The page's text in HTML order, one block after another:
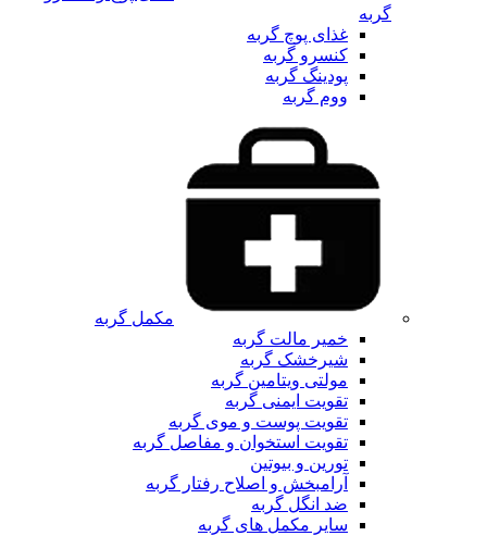
گربه
غذای پوچ گربه
کنسرو گربه
پودینگ گربه
ووم گربه
مکمل گربه
خمیر مالت گربه
شیرخشک گربه
مولتی ویتامین گربه
تقویت ایمنی گربه
تقویت پوست و موی گربه
تقویت استخوان و مفاصل گربه
تورین و بیوتین
آرامبخش و اصلاح رفتار گربه
ضد انگل گربه
سایر مکمل های گربه